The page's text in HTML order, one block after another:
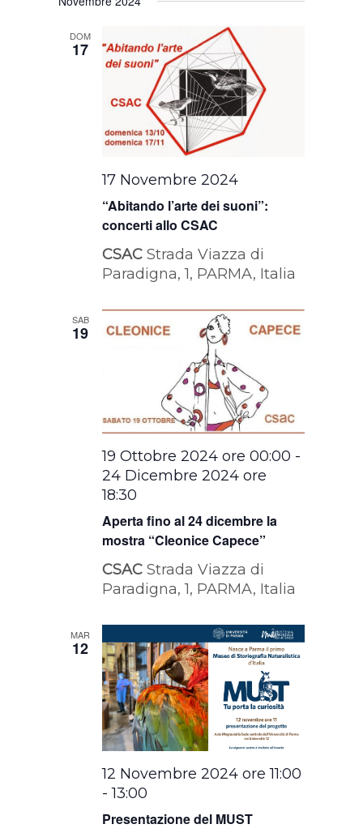
DOM
17
“Abitando l’arte dei suoni”:
concerti allo CSAC
17 Novembre 2024
CSACStrada Viazza di
Paradigna, 1, PARMA, Italia
SAB
19
Aperta fino al 24 dicembre la
mostra “Cleonice Capece”
19 Ottobre 2024 ore 00:00 -
24 Dicembre 2024 ore
18:30
CSACStrada Viazza di
Paradigna, 1, PARMA, Italia
MAR
12
Presentazione del MUST
12 Novembre 2024 ore 11:00
-13:00